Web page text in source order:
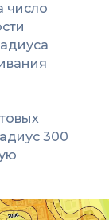
число
300